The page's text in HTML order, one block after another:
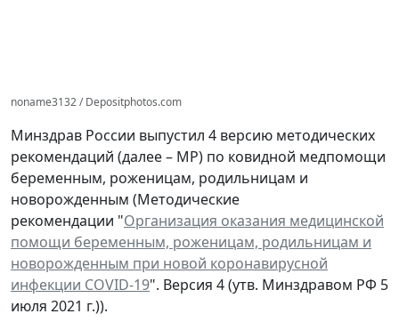
noname3132 / Depositphotos.com
Минздрав России выпустил 4 версию методических
рекомендаций (далее – МР) по ковидной медпомощи
беременным, роженицам, родильницам и
новорожденным (Методические
рекомендации "Организация оказания медицинской
помощи беременным, роженицам, родильницам и
новорожденным при новой коронавирусной
инфекции COVID-19". Версия 4 (утв. Минздравом РФ 5
июля 2021 г.)).